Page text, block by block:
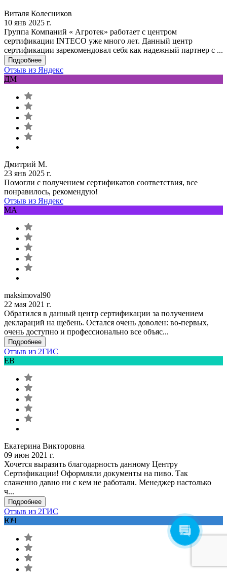
Виталя Колесников
10 янв 2025 г.
Группа Компаний « Агротек» работает с центром
сертификации INTECO уже много лет. Данный центр
сертификации зарекомендовал себя как надежный партнер с ...
Подробнее
Отзыв из Яндекс
ДМ
Дмитрий М.
23 янв 2025 г.
Помогли с получением сертификатов соответствия, все
понравилось, рекомендую!
Отзыв из Яндекс
MA
maksimoval90
22 мая 2021 г.
Обратился в данный центр сертификации за получением
деклараций на щебень. Остался очень доволен: во-первых,
очень доступно и профессионально все объяс...
Подробнее
Отзыв из 2ГИС
ЕВ
Екатерина Викторовна
09 июн 2021 г.
Хочется выразить благодарность данному Центру
Сертификации! Оформляли документы на пиво. Так
слаженно давно ни с кем не работали. Менеджер настолько
ч...
Подробнее
Отзыв из 2ГИС
ЮЧ